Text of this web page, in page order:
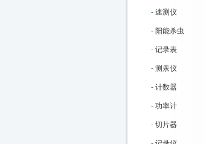
- 速测仪
- 阳能杀虫
- 记录表
- 测汞仪
- 计数器
- 功率计
- 切片器